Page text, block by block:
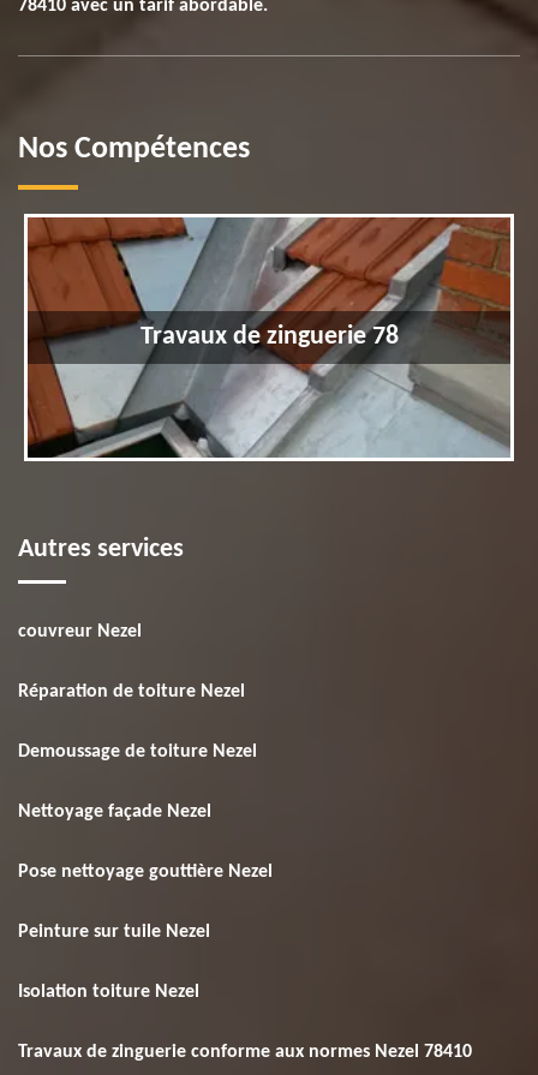
78410 avec un tarif abordable.
Nos Compétences
Travaux de zinguerie 78
Autres services
couvreur Nezel
Réparation de toiture Nezel
Demoussage de toiture Nezel
Nettoyage façade Nezel
Pose nettoyage gouttière Nezel
Peinture sur tuile Nezel
Isolation toiture Nezel
Travaux de zinguerie conforme aux normes Nezel 78410